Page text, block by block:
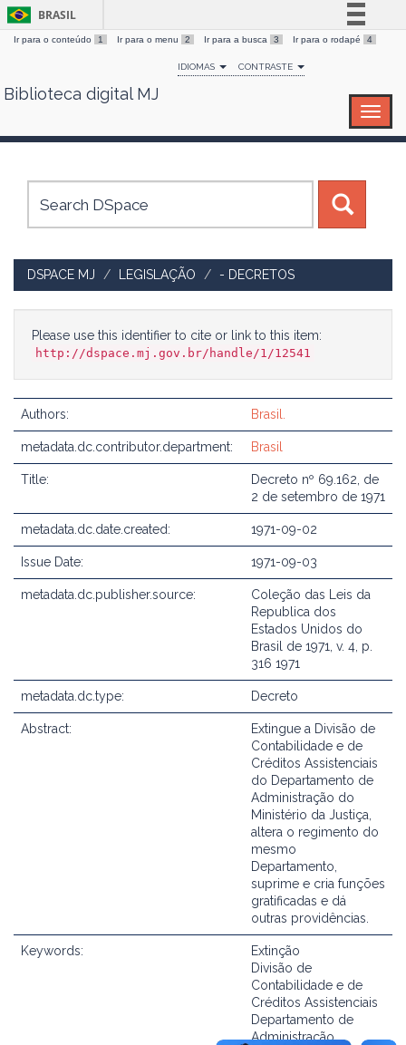
Skip
BRASIL
Simplifique!
Comunica BR
Canais
Ir para o conteúdo 1 Ir para o menu 2 Ir para a busca 3 Ir para o rodapé 4
IDIOMAS CONTRASTE
Biblioteca digital MJ
DSPACE MJ LEGISLAÇÃO - DECRETOS
Please use this identifier to cite or link to this item:
http://dspace.mj.gov.br/handle/1/12541
Authors: Brasil.
metadata.dc.contributor.department: Brasil
Title:
Decreto nº 69.162, de
2 de setembro de 1971
metadata.dc.date.created: 1971-09-02
Issue Date: 1971-09-03
metadata.dc.publisher.source:
Coleção das Leis da
Republica dos
Estados Unidos do
Brasil de 1971, v. 4, p.
316 1971
metadata.dc.type: Decreto
Abstract:
Extingue a Divisão de
Contabilidade e de
Créditos Assistenciais
do Departamento de
Administração do
Ministério da Justiça,
altera o regimento do
mesmo
Departamento,
suprime e cria funções
gratificadas e dá
outras providências.
Keywords:
Extinção
Divisão de
Contabilidade e de
Créditos Assistenciais
Departamento de
Administração